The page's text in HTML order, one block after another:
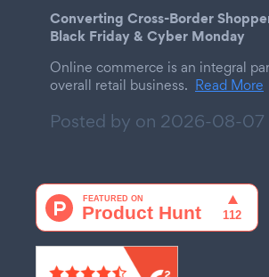
Converting Cross-Border
Black Friday & Cyber Monday
Online commerce is an integral
overall retail business. Read More
Posted by on 2026-08-07